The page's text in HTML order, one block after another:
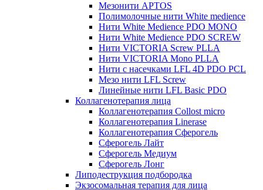
Мезонити APTOS
Полимолочные нити White medience
Нити White Medience PDO MONO
Нити White Medience PDO SCREW
Нити VICTORIA Screw PLLA
Нити VICTORIA Mono PLLA
Нити с насечками LFL 4D PDO PCL
Мезо нити LFL Screw
Линейные нити LFL Basic PDO
Коллагенотерапия лица
Коллагенотерапия Collost micro
Коллагенотерапия Linerase
Коллагенотерапия Сферогель
Сферогель Лайт
Сферогель Медиум
Сферогель Лонг
Липодеструкция подбородка
Экзосомальная терапия для лица